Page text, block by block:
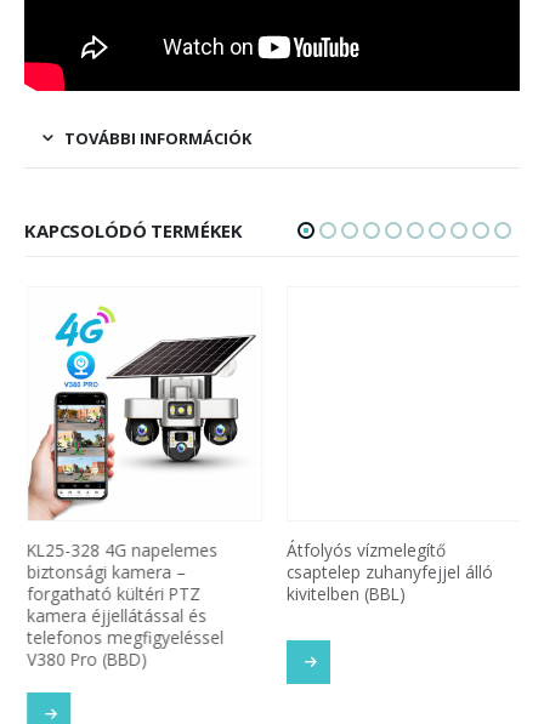
TOVÁBBI INFORMÁCIÓK
KAPCSOLÓDÓ TERMÉKEK
KL25-328 4G napelemes
biztonsági kamera –
forgatható kültéri PTZ
kamera éjjellátással és
telefonos megfigyeléssel
V380 Pro (BBD)
Átfolyós vízmelegítő
csaptelep zuhanyfejjel álló
kivitelben (BBL)